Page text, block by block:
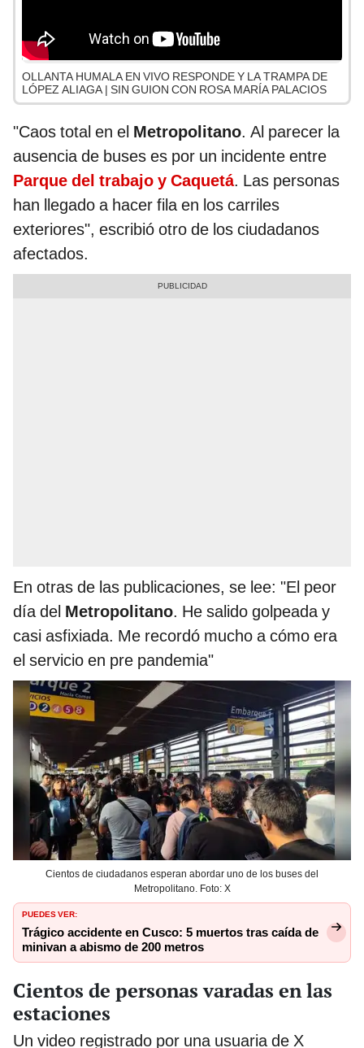
OLLANTA HUMALA EN VIVO RESPONDE Y LA TRAMPA DE
LÓPEZ ALIAGA | SIN GUION CON ROSA MARÍA PALACIOS
"Caos total en el Metropolitano. Al parecer la
ausencia de buses es por un incidente entre
Parque del trabajo y Caquetá. Las personas
han llegado a hacer fila en los carriles
exteriores", escribió otro de los ciudadanos
afectados.
En otras de las publicaciones, se lee: "El peor
día del Metropolitano. He salido golpeada y
casi asfixiada. Me recordó mucho a cómo era
el servicio en pre pandemia"
Cientos de ciudadanos esperan abordar uno de los buses del
Metropolitano. Foto: X
PUEDES VER:
Trágico accidente en Cusco: 5 muertos tras caída de
minivan a abismo de 200 metros
Cientos de personas varadas en las
estaciones
Un video registrado por una usuaria de X